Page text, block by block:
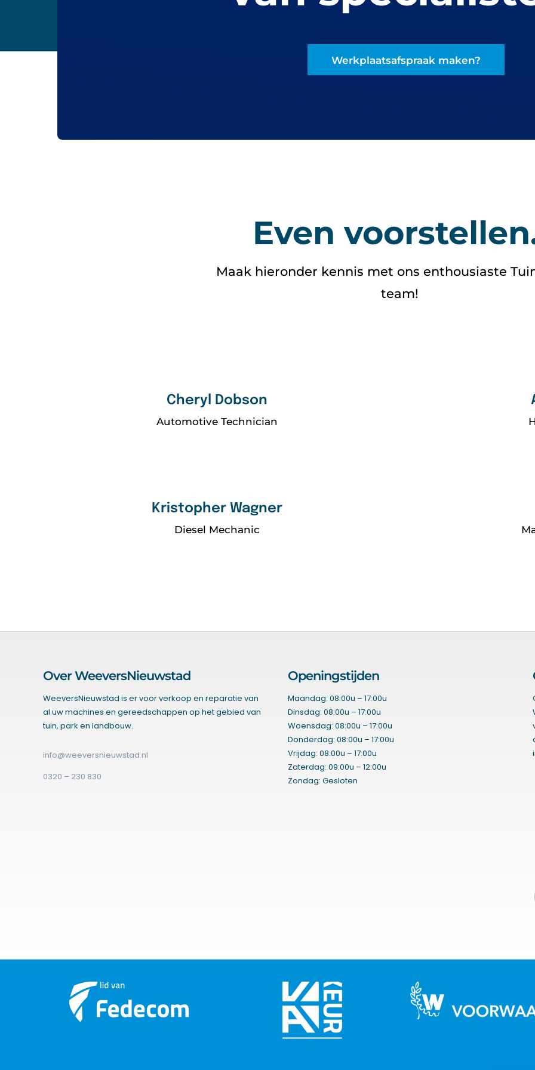
Werkplaatsafspraak maken?
Even
Maak hieronder kennis met ons enthousiaste
team!
Cheryl Dobson
Automotive Technician
Kristopher Wagner
Diesel Mechanic
Over WeeversNieuwstad
WeeversNieuwstad is er voor verkoop en reparatie van
al uw machines en gereedschappen op het gebied van
tuin, park en landbouw.
info@weeversnieuwstad.nl
0320 – 230 830
Openingstijden
Maandag: 08:00u – 17:00u
Dinsdag: 08:00u – 17:00u
Woensdag: 08:00u – 17:00u
Donderdag: 08:00u – 17:00u
Vrijdag: 08:00u – 17:00u
Zaterdag: 09:00u – 12:00u
Zondag: Gesloten